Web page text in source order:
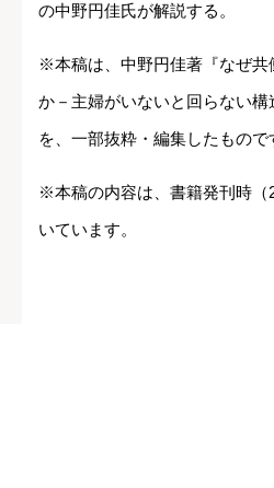
の中野円佳氏が解説する。
※本稿は、中野円佳著『なぜ共
か－主婦がいないと回らない
を、一部抜粋・編集したもので
※本稿の内容は、書籍発刊時（
いています。